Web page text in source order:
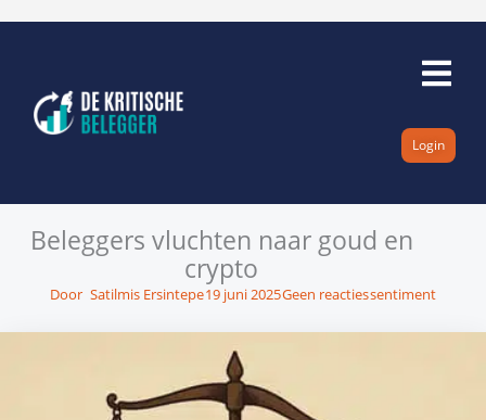
inhoud
Login
Beleggers vluchten naar goud en
crypto
Door Satilmis Ersintepe19 juni 2025Geen reactiessentiment